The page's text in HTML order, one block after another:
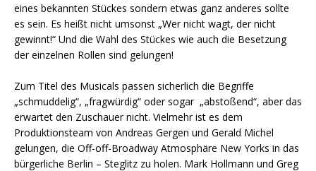
eines bekannten Stückes sondern etwas ganz anderes sollte
es sein. Es heißt nicht umsonst „Wer nicht wagt, der nicht
gewinnt!“ Und die Wahl des Stückes wie auch die Besetzung
der einzelnen Rollen sind gelungen!
Zum Titel des Musicals passen sicherlich die Begriffe
„schmuddelig“, „fragwürdig“ oder sogar „abstoßend“, aber das
erwartet den Zuschauer nicht. Vielmehr ist es dem
Produktionsteam von Andreas Gergen und Gerald Michel
gelungen, die Off-off-Broadway Atmosphäre New Yorks in das
bürgerliche Berlin – Steglitz zu holen. Mark Hollmann und Greg